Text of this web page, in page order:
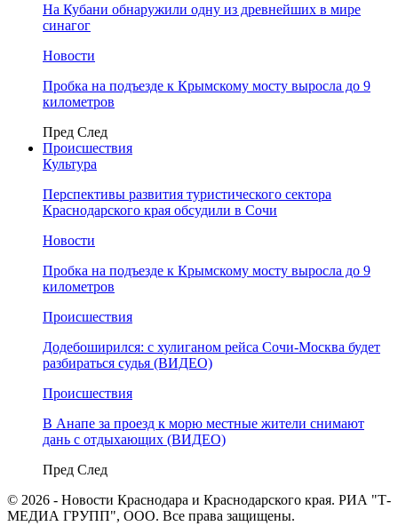
На Кубани обнаружили одну из древнейших в мире
синагог
Новости
Пробка на подъезде к Крымскому мосту выросла до 9
километров
Пред След
Происшествия
Культура
Перспективы развития туристического сектора
Краснодарского края обсудили в Сочи
Новости
Пробка на подъезде к Крымскому мосту выросла до 9
километров
Происшествия
Додебоширился: с хулиганом рейса Сочи-Москва будет
разбираться судья (ВИДЕО)
Происшествия
В Анапе за проезд к морю местные жители снимают
дань с отдыхающих (ВИДЕО)
Пред След
© 2026 - Новости Краснодара и Краснодарского края. РИА "Т-
МЕДИА ГРУПП", ООО. Все права защищены.